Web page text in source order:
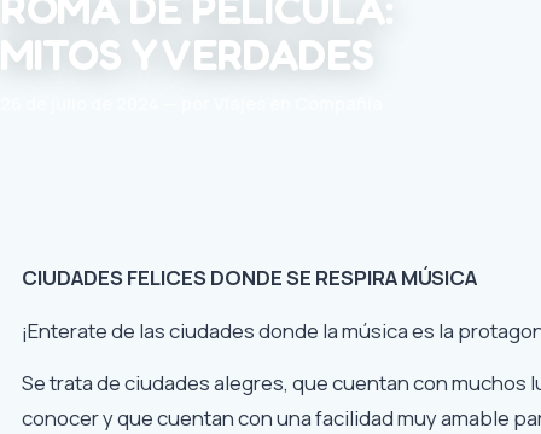
MITOS Y VERDADES
CIUDADES FELICES DONDE SE RESPIRA MÚSICA
¡Enterate de las ciudades donde la música es la
Se trata de ciudades alegres, que cuentan con muchos
conocer y que cuentan con una facilidad muy amable